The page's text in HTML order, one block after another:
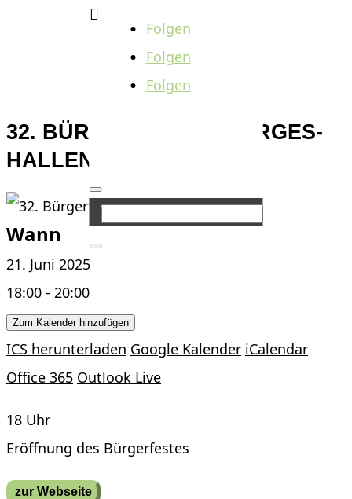

Folgen
Folgen
Folgen
32. BÜRGERFEST IN HERGES-
HALLENBERG
Wann
21. Juni 2025
18:00 - 20:00
Zum Kalender hinzufügen
ICS herunterladen Google Kalender iCalendar
Office 365 Outlook Live
18 Uhr
Eröffnung des Bürgerfestes
zur Webseite